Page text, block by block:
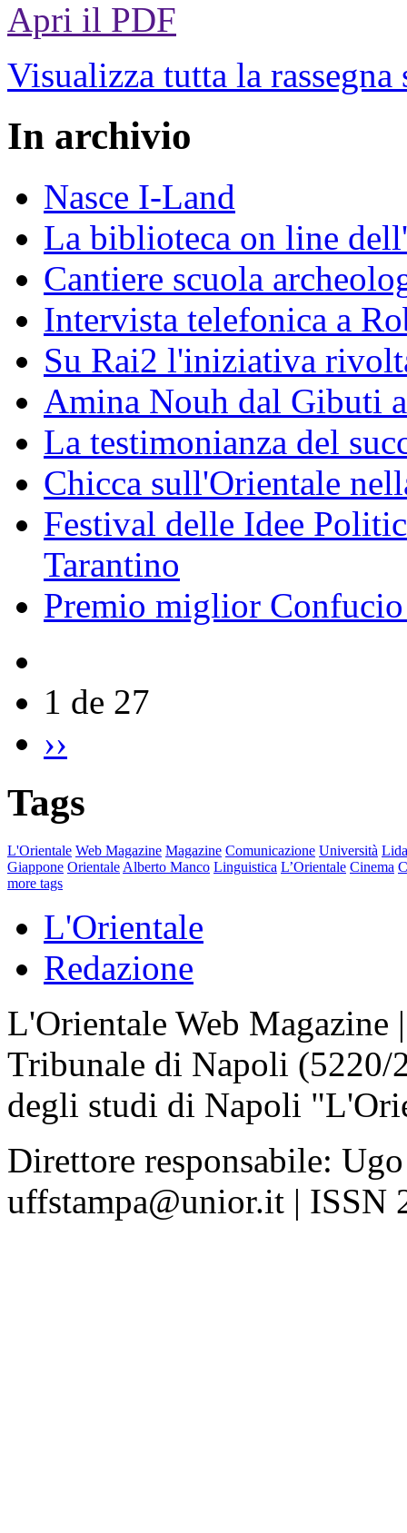
Apri il PDF
Visualizza tutta la rassegna
In archivio
Nasce I-Land
La biblioteca on line
Cantiere scuola
Intervista telefonica a
Su Rai2 l'iniziativa
Amina Nouh dal Gibuti
La testimonianza del
Chicca sull'Orientale
Festival delle Idee
Tarantino
Premio miglior
1 de 27
››
Tags
L'Orientale Web Magazine Magazine Comunicazione Università
Giappone Orientale Alberto Manco Linguistica L’Orientale Cinema
more tags
L'Orientale
Redazione
L'Orientale Web Magazine
Tribunale di Napoli
degli studi di Napoli
Direttore responsabile:
uffstampa@unior.it | ISSN